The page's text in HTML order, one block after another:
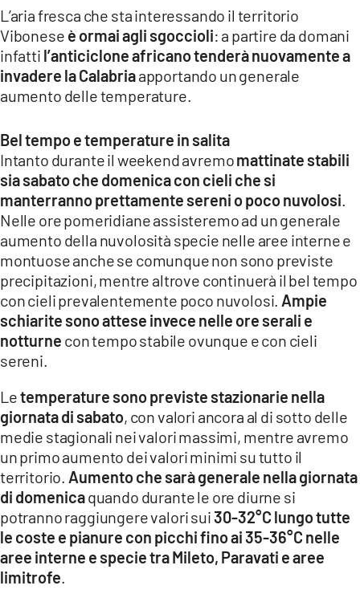
Network
LACPLAY.IT
LACTV.IT
LACITYMAG.IT
ILREGGINO.IT
COSENZACHANNEL.IT
ILVIBONESE.IT
CATANZAROCHANNEL.IT
LACAPITALENEWS.IT
App
ANDROID
APPLE
L’aria fresca che sta interessando il territorio
Vibonese è ormai agli sgoccioli: a partire da domani
infatti l’anticiclone africano tenderà nuovamente a
invadere la Calabriaapportando un generale
aumento delle temperature.
Bel tempo e temperature in salita
Intanto durante il weekend avremomattinate stabili
sia sabato che domenica con cieli che si
manterranno prettamente sereni o poco nuvolosi
Nelle ore pomeridiane assisteremo ad un generale
aumento della nuvolosità specie nelle aree interne e
montuose anche se comunque non sono previste
precipitazioni, mentre altrove continuerà il bel tempo
con cieli prevalentemente poco nuvolosi. Ampie
schiarite sono attese invece nelle ore serali e
notturne con tempo stabile ovunque e con cieli
sereni.
Letemperature sono previste stazionarie nella
giornata di sabato, con valori ancora al di sotto delle
medie stagionali nei valori massimi, mentre avremo
un primo aumento dei valori minimi su tutto il
territorio. Aumento che sarà generale nella giornata
di domenicaquando durante le ore diurne si
potranno raggiungere valori sui30-32°C lungo tutte
le coste e pianure con picchi fino ai 35-36°C nelle
aree interne e specie tra Mileto, Paravati e aree
limitrofe